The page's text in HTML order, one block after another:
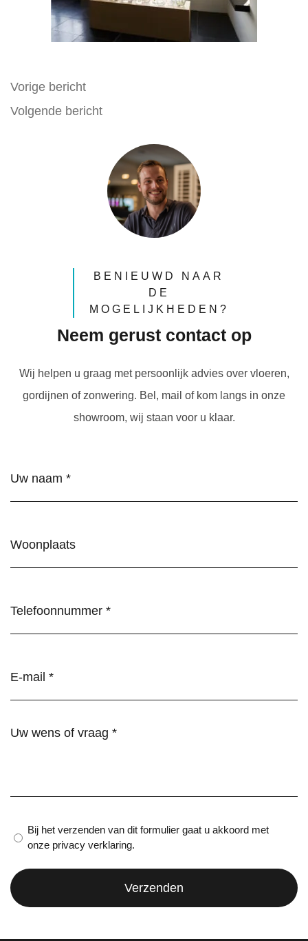
Bericht
navigatie
Vorige bericht
Volgende bericht
BENIEUWD NAAR
DE
MOGELIJKHEDEN?
Neem gerust contact op
Wij helpen u graag met persoonlijk advies over vloeren,
gordijnen of zonwering. Bel, mail of kom langs in onze
showroom, wij staan voor u klaar.
(Vereist)
(Vereist)
mail
Wens
Privacy
verklaring
Bij het verzenden van dit formulier gaat u akkoord met
onze privacy verklaring.